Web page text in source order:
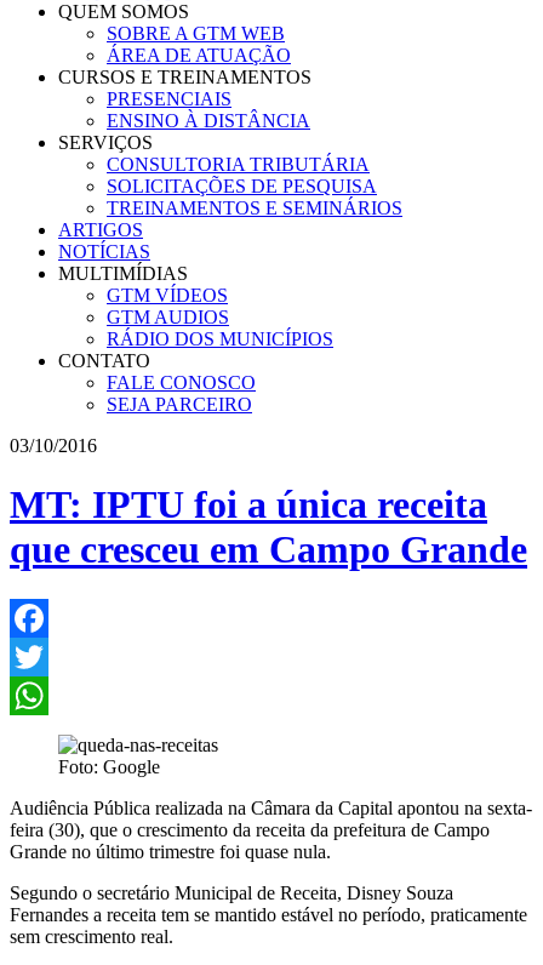
QUEM SOMOS
SOBRE A GTM WEB
ÁREA DE ATUAÇÃO
CURSOS E TREINAMENTOS
PRESENCIAIS
ENSINO À DISTÂNCIA
SERVIÇOS
CONSULTORIA TRIBUTÁRIA
SOLICITAÇÕES DE PESQUISA
TREINAMENTOS E SEMINÁRIOS
ARTIGOS
NOTÍCIAS
MULTIMÍDIAS
GTM VÍDEOS
GTM AUDIOS
RÁDIO DOS MUNICÍPIOS
CONTATO
FALE CONOSCO
SEJA PARCEIRO
03/10/2016
MT: IPTU foi a única receita
que cresceu em Campo Grande
Facebook
Twitter
WhatsApp
Foto: Google
Audiência Pública realizada na Câmara da Capital apontou na sexta-
feira (30), que o crescimento da receita da prefeitura de Campo
Grande no último trimestre foi quase nula.
Segundo o secretário Municipal de Receita, Disney Souza
Fernandes a receita tem se mantido estável no período, praticamente
sem crescimento real.